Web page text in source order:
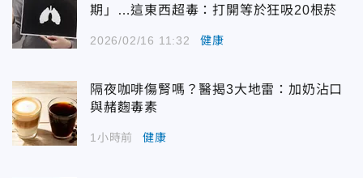
期」…這東西超毒：打開等於狂吸20根菸
2026/02/16 11:32 健康
隔夜咖啡傷腎嗎？醫揭3大地雷：加奶沾口
與赭麴毒素
1小時前 健康